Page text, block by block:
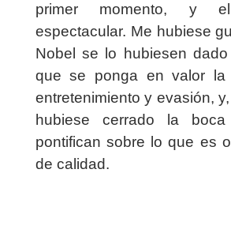
primer momento, y
espectacular. Me hubiese
Nobel se lo hubiesen
que se ponga en valor la
entretenimiento y evasión,
hubiese cerrado la
pontifican sobre lo que es
de calidad.